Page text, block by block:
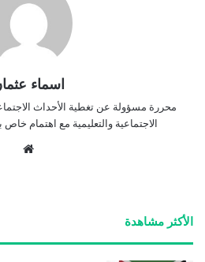
اسماء
محررة مسؤولة عن تغطية الأحداث
الاجتماعية والتعليمية مع اهتمام
الأكثر مشاهدة